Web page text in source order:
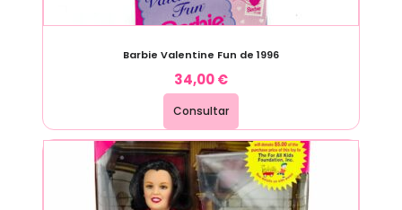
Barbie Valentine Fun de 1996
34,00€
Consultar